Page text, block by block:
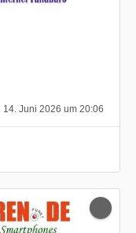
14. Juni 2026 um 20:06